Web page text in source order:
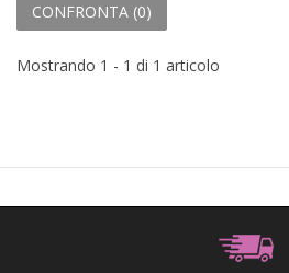
CONFRONTA (0)
Mostrando 1 - 1 di 1 articolo